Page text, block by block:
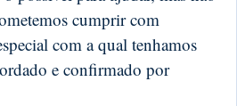
cumprir com
com a qual tenhamos
e confirmado por